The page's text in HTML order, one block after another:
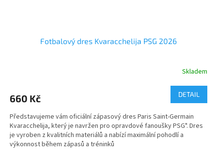
Fotbalový dres Kvaracchelija PSG 2026
je
z
5
hvězdiček.
Skladem
660 Kč DETAIL
Představujeme vám oficiální zápasový dres Paris Saint-Germain
Kvaracchelija, který je navržen pro opravdové fanoušky PSG". Dres
je vyroben z kvalitních materiálů a nabízí maximální pohodlí a
výkonnost během zápasů a tréninků